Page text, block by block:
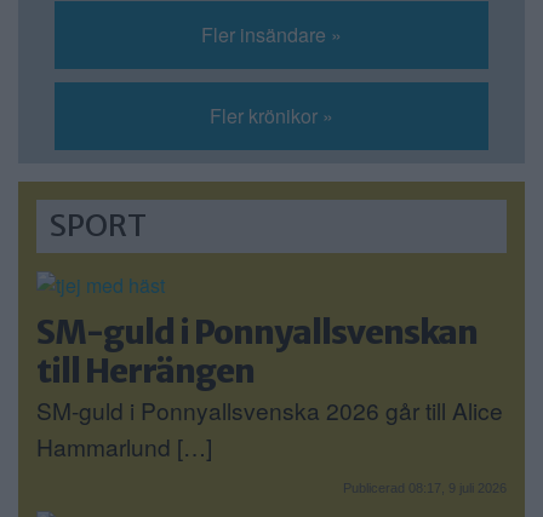
Fler insändare »
Fler krönikor »
SPORT
SM-guld i Ponnyallsvenskan
till Herrängen
SM-guld i Ponnyallsvenska 2026 går till Alice
Hammarlund […]
Publicerad 08:17, 9 juli 2026